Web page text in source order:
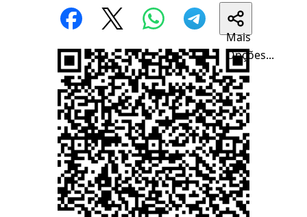
Mais
Opções...